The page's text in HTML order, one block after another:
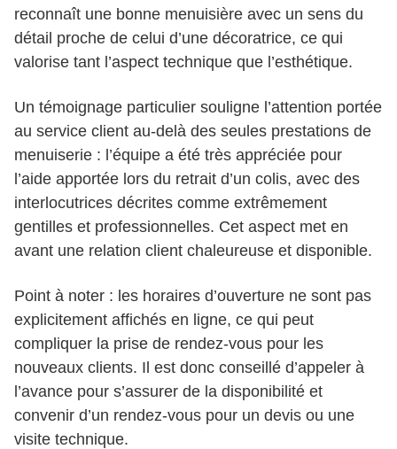
reconnaît une bonne menuisière avec un sens du
détail proche de celui d’une décoratrice, ce qui
valorise tant l’aspect technique que l’esthétique.
Un témoignage particulier souligne l’attention portée
au service client au-delà des seules prestations de
menuiserie : l’équipe a été très appréciée pour
l’aide apportée lors du retrait d’un colis, avec des
interlocutrices décrites comme extrêmement
gentilles et professionnelles. Cet aspect met en
avant une relation client chaleureuse et disponible.
Point à noter : les horaires d’ouverture ne sont pas
explicitement affichés en ligne, ce qui peut
compliquer la prise de rendez-vous pour les
nouveaux clients. Il est donc conseillé d’appeler à
l’avance pour s’assurer de la disponibilité et
convenir d’un rendez-vous pour un devis ou une
visite technique.